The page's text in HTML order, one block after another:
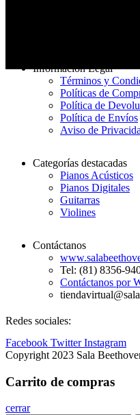
Información Legal
Términos y
Políticas de
Política de
Política de Envíos
Aviso de
Categorías destacadas
Pianos Acústicos
Pianos Digitales
Guitarras
Violines
Contáctanos
Tel: (81) 8356-
Contáctanos por
Redes sociales:
Facebook Twitter Instagram
Copyright 2023 Sala
Carrito de compras
cerrar